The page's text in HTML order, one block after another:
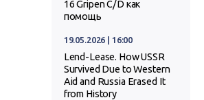
16 Gripen C/D как
помощь
19.05.2026 | 16:00
Lend-Lease. How USSR
Survived Due to Western
Aid and Russia Erased It
from History